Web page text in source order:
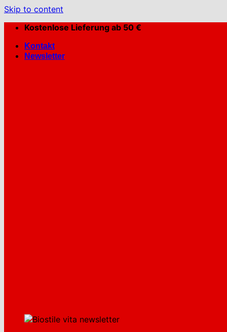
Skip to content
Kostenlose Lieferung ab 50 €
Kontakt
Newsletter